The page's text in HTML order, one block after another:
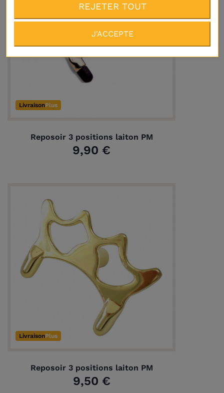
LivraisonPlus
Reposoir 3 positions laiton PM
9,90 €
LivraisonPlus
Reposoir 3 positions laiton PM
9,50 €
REJETER TOUT
J'ACCEPTE